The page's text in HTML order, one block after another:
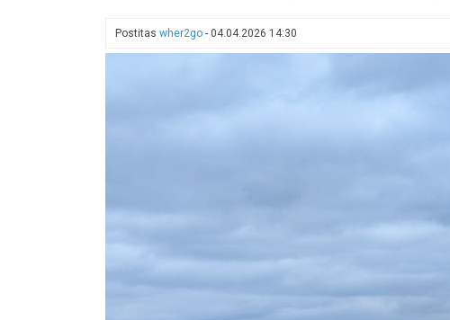
tagasi
Postitas wher2go - 04.04.2026 14:30